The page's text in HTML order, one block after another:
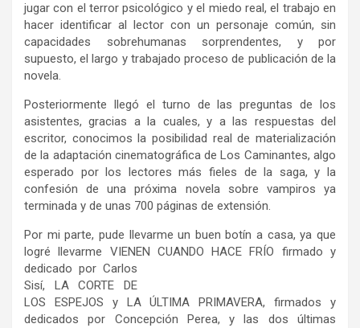
jugar con el terror psicológico y el miedo real, el trabajo en
hacer identificar al lector con un personaje común, sin
capacidades sobrehumanas sorprendentes, y por
supuesto, el largo y trabajado proceso de publicación de la
novela.
Posteriormente llegó el turno de las preguntas de los
asistentes, gracias a la cuales, y a las respuestas del
escritor, conocimos la posibilidad real de materialización
de la adaptación cinematográfica de Los Caminantes, algo
esperado por los lectores más fieles de la saga, y la
confesión de una próxima novela sobre vampiros ya
terminada y de unas 700 páginas de extensión.
Por mi parte, pude llevarme un buen botín a casa, ya que
logré llevarme VIENEN CUANDO HACE FRÍO firmado y
dedicado por Carlos
Sisí, LA CORTE DE
LOS ESPEJOS y LA ÚLTIMA PRIMAVERA, firmados y
dedicados por Concepción Perea, y las dos últimas